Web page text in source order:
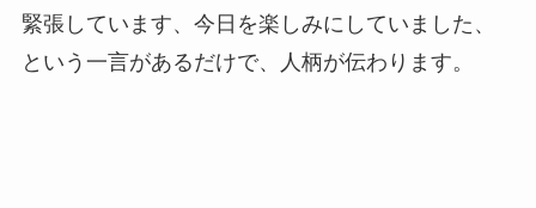
緊張しています、今日を楽しみにしていました、
という一言があるだけで、人柄が伝わります。